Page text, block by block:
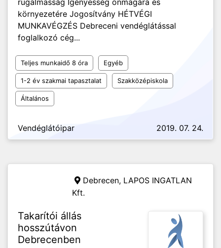
rugalmasság Igényesség önmagára és
környezetére Jogosítvány HÉTVÉGI
MUNKAVÉGZÉS Debreceni vendéglátással
foglalkozó cég...
Teljes munkaidő 8 óra Egyéb
1-2 év szakmai tapasztalat Szakközépiskola
Általános
Vendéglátóipar 2019. 07. 24.
Debrecen, LAPOS INGATLAN
Kft.
Takarítói állás
hosszútávon
Debrecenben